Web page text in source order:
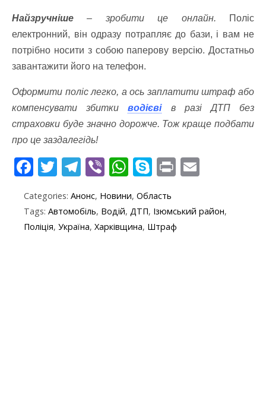
Найзручніше – зробити це онлайн. Поліс
електронний, він одразу потрапляє до бази, і вам не
потрібно носити з собою паперову версію. Достатньо
завантажити його на телефон.
Оформити поліс легко, а ось заплатити штраф або
компенсувати збиткиводієвів разі ДТП без
страховки буде значно дорожче. Тож краще подбати
про це заздалегідь!
F
e
b
T
itt
er
T
e
gr
Vi
er
W
at
s
S
y
p
Pr
t ai
l
Categories: Анонс, Новини, Область
Tags: Автомобіль, Водій, ДТП, Ізюмський район,
Поліція, Україна, Харківщина, Штраф